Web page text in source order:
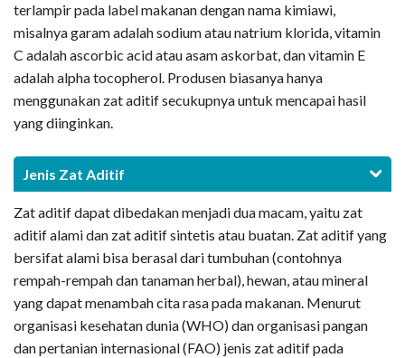
terlampir pada label makanan dengan nama kimiawi,
misalnya garam adalah sodium atau natrium klorida, vitamin
C adalah ascorbic acid atau asam askorbat, dan vitamin E
adalah alpha tocopherol. Produsen biasanya hanya
menggunakan zat aditif secukupnya untuk mencapai hasil
yang diinginkan.
Jenis Zat Aditif
Zat aditif dapat dibedakan menjadi dua macam, yaitu zat
aditif alami dan zat aditif sintetis atau buatan. Zat aditif yang
bersifat alami bisa berasal dari tumbuhan (contohnya
rempah-rempah dan tanaman herbal), hewan, atau mineral
yang dapat menambah cita rasa pada makanan. Menurut
organisasi kesehatan dunia (WHO) dan organisasi pangan
dan pertanian internasional (FAO) jenis zat aditif pada